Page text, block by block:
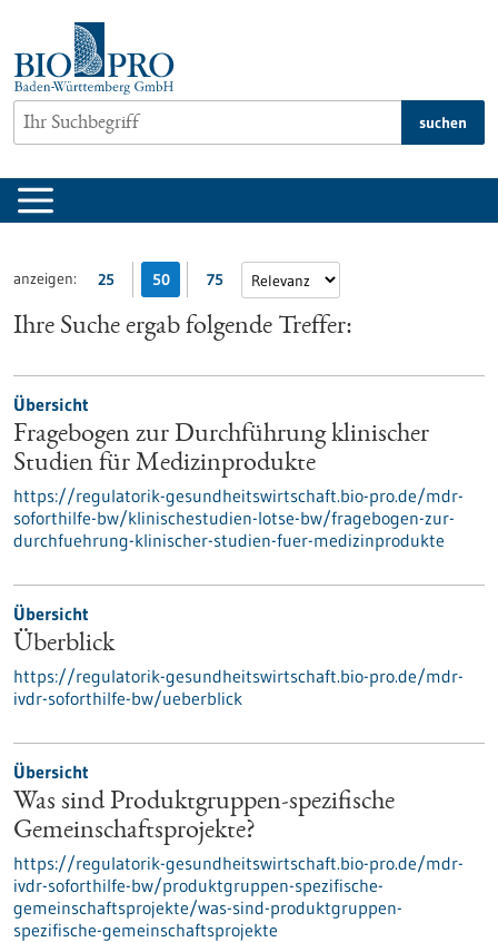
springen
suchen
anzeigen: 25 50 75
Ihre Suche ergab folgende Treffer:
Übersicht
Fragebogen zur Durchführung klinischer
Studien für Medizinprodukte
https://regulatorik-gesundheitswirtschaft.bio-pro.de/mdr-
soforthilfe-bw/klinischestudien-lotse-bw/fragebogen-zur-
durchfuehrung-klinischer-studien-fuer-medizinprodukte
Übersicht
Überblick
https://regulatorik-gesundheitswirtschaft.bio-pro.de/mdr-
ivdr-soforthilfe-bw/ueberblick
Übersicht
Was sind Produktgruppen-spezifische
Gemeinschaftsprojekte?
https://regulatorik-gesundheitswirtschaft.bio-pro.de/mdr-
ivdr-soforthilfe-bw/produktgruppen-spezifische-
gemeinschaftsprojekte/was-sind-produktgruppen-
spezifische-gemeinschaftsprojekte